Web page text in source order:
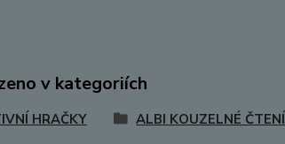
v kategoriích
HRAČKY ALBI KOUZELNÉ ČTENÍ